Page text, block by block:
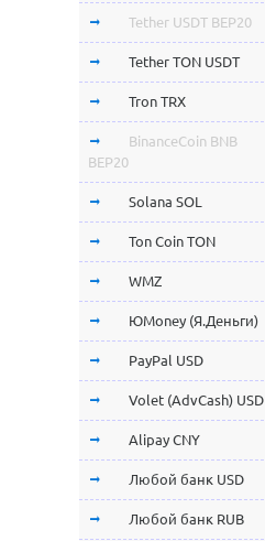
Tether USDT BEP20
Tether TON USDT
Tron TRX
BinanceCoin BNB
BEP20
Solana SOL
Ton Coin TON
WMZ
ЮMoney (Я.Деньги)
PayPal USD
Volet (AdvCash) USD
Alipay CNY
Любой банк USD
Любой банк RUB